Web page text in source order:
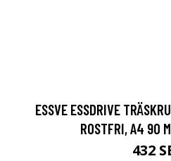
ESSVE ESSDRIVE
ROSTFRI, A4 90
432